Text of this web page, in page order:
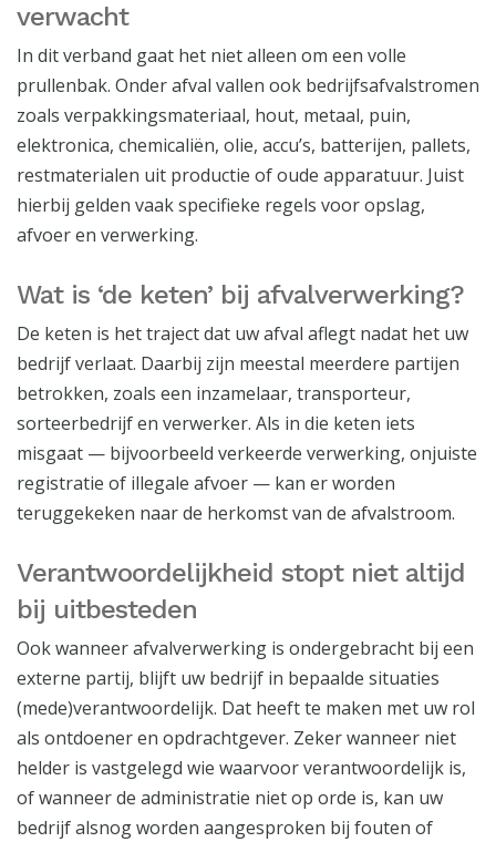
verwacht
In dit verband gaat het niet alleen om een volle
prullenbak. Onder afval vallen ook bedrijfsafvalstromen
zoals verpakkingsmateriaal, hout, metaal, puin,
elektronica, chemicaliën, olie, accu’s, batterijen, pallets,
restmaterialen uit productie of oude apparatuur. Juist
hierbij gelden vaak specifieke regels voor opslag,
afvoer en verwerking.
Wat is ‘de keten’ bij afvalverwerking?
De keten is het traject dat uw afval aflegt nadat het uw
bedrijf verlaat. Daarbij zijn meestal meerdere partijen
betrokken, zoals een inzamelaar, transporteur,
sorteerbedrijf en verwerker. Als in die keten iets
misgaat — bijvoorbeeld verkeerde verwerking, onjuiste
registratie of illegale afvoer — kan er worden
teruggekeken naar de herkomst van de afvalstroom.
Verantwoordelijkheid stopt niet altijd
bij uitbesteden
Ook wanneer afvalverwerking is ondergebracht bij een
externe partij, blijft uw bedrijf in bepaalde situaties
(mede)verantwoordelijk. Dat heeft te maken met uw rol
als ontdoener en opdrachtgever. Zeker wanneer niet
helder is vastgelegd wie waarvoor verantwoordelijk is,
of wanneer de administratie niet op orde is, kan uw
bedrijf alsnog worden aangesproken bij fouten of